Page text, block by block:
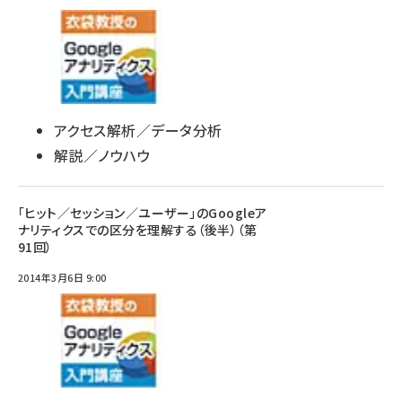
アクセス解析／データ分析
解説／ノウハウ
「ヒット／セッション／ユーザー」のGoogleア
ナリティクスでの区分を理解する（後半）（第
91回）
2014年3月6日 9:00